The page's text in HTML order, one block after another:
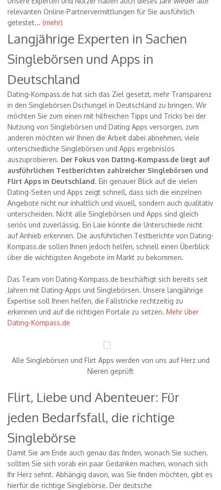
relevanten Online-Partnervermittlungen für Sie ausführlich
getestet... (mehr)
Langjährige Experten in Sachen
Singlebörsen und Apps in
Deutschland
Dating-Kompass.de hat sich das Ziel gesetzt, mehr Transparenz
in den Singlebörsen Dschungel in Deutschland zu bringen. Wir
möchten Sie zum einen mit hilfreichen Tipps und Tricks bei der
Nutzung von Singlebörsen und Dating Apps versorgen, zum
anderen möchten wir Ihnen die Arbeit dabei abnehmen, viele
unterschiedliche Singlebörsen und Apps ergebnislos
auszuprobieren. Der Fokus von Dating-Kompass.de liegt auf
ausführlichen Testberichten zahlreicher Singlebörsen und
Flirt Apps in Deutschland. Ein genauer Blick auf die vielen
Dating-Seiten und Apps zeigt schnell, dass sich die einzelnen
Angebote nicht nur inhaltlich und visuell, sondern auch qualitativ
unterscheiden. Nicht alle Singlebörsen und Apps sind gleich
seriös und zuverlässig. Ein Laie könnte die Unterschiede nicht
auf Anhieb erkennen. Die ausführlichen Testberichte von Dating-
Kompass.de sollen Ihnen jedoch helfen, schnell einen Überblick
über die wichtigsten Angebote im Markt zu bekommen.
Das Team von Dating-Kompass.de beschäftigt sich bereits seit
Jahren mit Dating-Apps und Singlebörsen. Unsere langjährige
Expertise soll Ihnen helfen, die Fallstricke rechtzeitig zu
erkennen und auf die richtigen Portale zu setzen. Mehr über
Dating-Kompass.de
Alle Singlebörsen und Flirt Apps werden von uns auf Herz und
Nieren geprüft
Flirt, Liebe und Abenteuer: Für
jeden Bedarfsfall, die richtige
Singlebörse
Damit Sie am Ende auch genau das finden, wonach Sie suchen,
sollten Sie sich vorab ein paar Gedanken machen, wonach sich
Ihr Herz sehnt. Abhängig davon, was Sie finden möchten, gibt es
hierfür die richtige Singlebörse. Der deutsche